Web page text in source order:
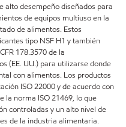
alto desempeño diseñados para
de equipos multiuso en la
de alimentos. Estos
tipo NSF H1 y también
178.3570 de la
(EE. UU.) para utilizarse donde
con alimentos. Los productos
ISO 22000 y de acuerdo con
la norma ISO 21469, lo que
controladas y un alto nivel de
de la industria alimentaria.